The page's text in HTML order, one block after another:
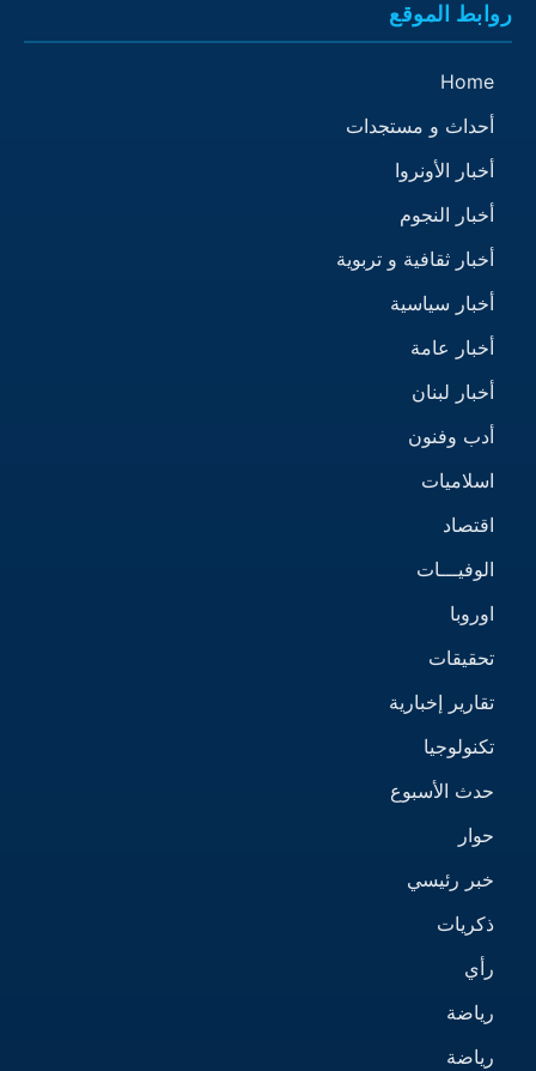
روابط الموقع
Home
أحداث و مستجدات
أخبار الأونروا
أخبار النجوم
أخبار ثقافية و تربوية
أخبار سياسية
أخبار عامة
أخبار لبنان
أدب وفنون
اسلاميات
اقتصاد
الوفيـــات
اوروبا
تحقيقات
تقارير إخبارية
تكنولوجيا
حدث الأسبوع
حوار
خبر رئيسي
ذكريات
رأي
رياضة
رياضة